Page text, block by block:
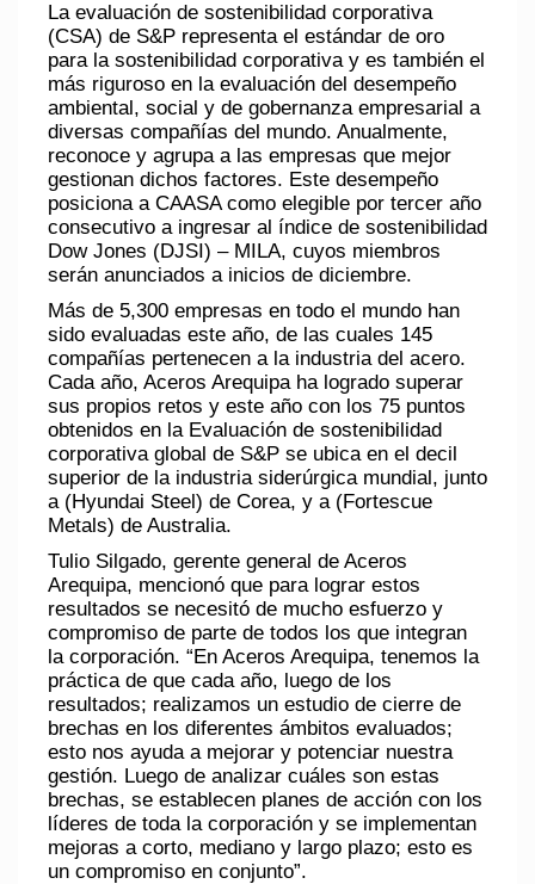
La evaluación de sostenibilidad corporativa
(CSA) de S&P representa el estándar de oro
para la sostenibilidad corporativa y es también el
más riguroso en la evaluación del desempeño
ambiental, social y de gobernanza empresarial a
diversas compañías del mundo. Anualmente,
reconoce y agrupa a las empresas que mejor
gestionan dichos factores. Este desempeño
posiciona a CAASA como elegible por tercer año
consecutivo a ingresar al índice de sostenibilidad
Dow Jones (DJSI) – MILA, cuyos miembros
serán anunciados a inicios de diciembre.
Más de 5,300 empresas en todo el mundo han
sido evaluadas este año, de las cuales 145
compañías pertenecen a la industria del acero.
Cada año, Aceros Arequipa ha logrado superar
sus propios retos y este año con los 75 puntos
obtenidos en la Evaluación de sostenibilidad
corporativa global de S&P se ubica en el decil
superior de la industria siderúrgica mundial, junto
a (Hyundai Steel) de Corea, y a (Fortescue
Metals) de Australia.
Tulio Silgado, gerente general de Aceros
Arequipa, mencionó que para lograr estos
resultados se necesitó de mucho esfuerzo y
compromiso de parte de todos los que integran
la corporación. “En Aceros Arequipa, tenemos la
práctica de que cada año, luego de los
resultados; realizamos un estudio de cierre de
brechas en los diferentes ámbitos evaluados;
esto nos ayuda a mejorar y potenciar nuestra
gestión. Luego de analizar cuáles son estas
brechas, se establecen planes de acción con los
líderes de toda la corporación y se implementan
mejoras a corto, mediano y largo plazo; esto es
un compromiso en conjunto”.